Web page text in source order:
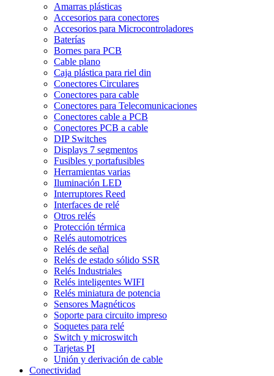
Amarras plásticas
Accesorios para conectores
Accesorios para Microcontroladores
Baterías
Bornes para PCB
Cable plano
Caja plástica para riel din
Conectores Circulares
Conectores para cable
Conectores para Telecomunicaciones
Conectores cable a PCB
Conectores PCB a cable
DIP Switches
Displays 7 segmentos
Fusibles y portafusibles
Herramientas varias
Iluminación LED
Interruptores Reed
Interfaces de relé
Otros relés
Protección térmica
Relés automotrices
Relés de señal
Relés de estado sólido SSR
Relés Industriales
Relés inteligentes WIFI
Relés miniatura de potencia
Sensores Magnéticos
Soporte para circuito impreso
Soquetes para relé
Switch y microswitch
Tarjetas PI
Unión y derivación de cable
Conectividad